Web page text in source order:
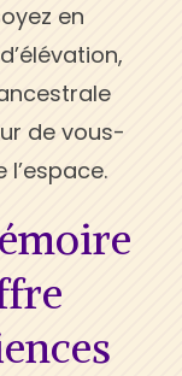
en
de vous-